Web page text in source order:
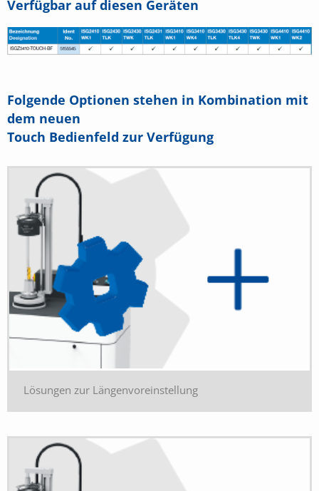
Verfügbar auf diesen Geräten
Folgende Optionen stehen in Kombination mit
dem neuen
Touch Bedienfeld zur Verfügung
Lösungen zur Längenvoreinstellung